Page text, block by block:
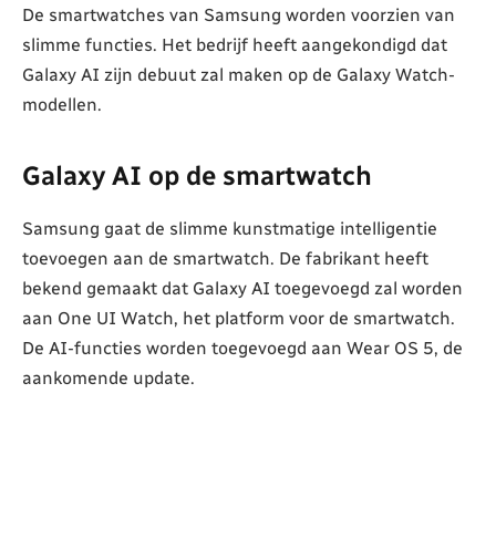
De smartwatches van Samsung worden voorzien van
slimme functies. Het bedrijf heeft aangekondigd dat
Galaxy AI zijn debuut zal maken op de Galaxy Watch-
modellen.
Galaxy AI op de smartwatch
Samsung gaat de slimme kunstmatige intelligentie
toevoegen aan de smartwatch. De fabrikant heeft
bekend gemaakt dat Galaxy AI toegevoegd zal worden
aan One UI Watch, het platform voor de smartwatch.
De AI-functies worden toegevoegd aan Wear OS 5, de
aankomende update.